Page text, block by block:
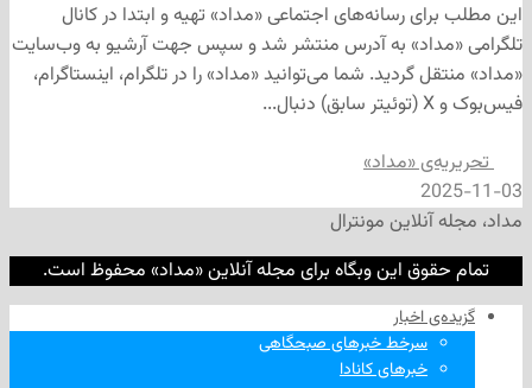
رسانه‌های اجتماعی «مداد» تهیه و ابتدا در کانال
به آدرس منتشر شد و سپس جهت آرشیو به وب‌سایت
گردید. شما می‌توانید «مداد» را در تلگرام، اینستاگرام،
«مداد»
مونترال
این وبگاه برای مجله آنلاین «مداد» محفوظ است.
اخبار
سرخط خبرهای صبحگاهی
خبرهای کانادا